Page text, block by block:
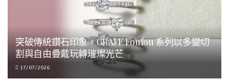
突破傳統鑽石印象，GRAFF Foufou 系列以多變切
割與自由疊戴玩轉璀璨光芒
17/07/2026